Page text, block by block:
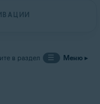
в раздел ☰ Меню▸